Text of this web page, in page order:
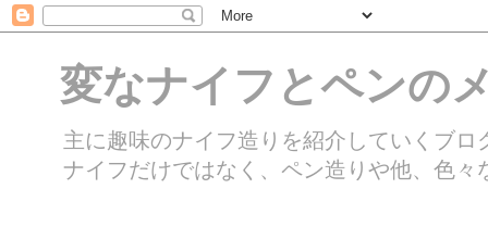
変なナイフとペンの
主に趣味のナイフ造りを紹介していくブロ
ナイフだけではなく、ペン造りや他、色々